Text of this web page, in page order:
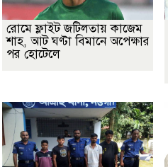
রোমে ফ্লাইট জটিলতায় কাজেম
শাহ, আট ঘণ্টা বিমানে অপেক্ষার
পর হোটেলে